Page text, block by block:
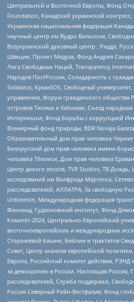
Центральной и Восточной Европы, Фонд
Foundation, Канадский украинский
Украинская национальная федерация
научный центр им Вудро Вильсона,
Всеукраинский духовный центр , Риддл,
Швеции, Проект Медуза, Фонд Андрея
Лига Свободных Наций, Transparеncy
Народов ПостРоссии, Солидарность с
Solidarus, КрымSOS, Свободный университет,
управления, Форум гражданского общества
островов Тисима и Хабомаи, Съезд народных
Интернешнл, Фонд борьбы с коррупцией
Всемирный фонд природы, BDR Novaja
Образовательный дом прав человека
Белорусский дом прав человека имени
человека Тбилиси, Дом прав человека
Центр дикого лосося, TVR Studios, ТВ Дождь,
исследований им Вилфрида Мартенса,
расследователей, АЛЛАТРА, За свободную
UnKremlin, Международная федерация
Финланд, Гудзоновский институт, Фонд
Комитет-2024, Центрально-Европейский
восточноевропейских и международных
Сторожевой башни, Библии и трактатов
Совет, Центр анализа европейской
Европа, Российский комитет действия,
за демократию в России, Настоящая Россия,
расследователей, Служба поддержки,
Россия Северный Рейн-Вестфалия, Фонд